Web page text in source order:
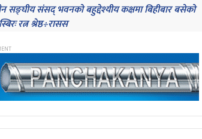
सङ्घीय संसद् भवनको बहुद्देश्यीय कक्षमा बिहीबार बसेको
रत्न श्रेष्ठ÷रासस